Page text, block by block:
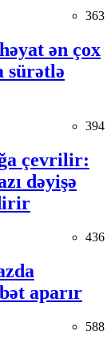
363
ən çox
sürətlə
394
çevrilir:
dəyişə
436
aparır
588